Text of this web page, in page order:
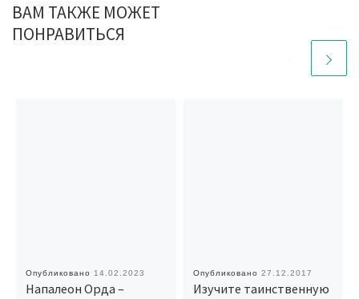
ВАМ ТАКЖЕ МОЖЕТ
ПОНРАВИТЬСЯ
Опубликовано 14.02.2023
Напалеон Орда –
Опубликовано 27.12.2017
Изучите таинственную